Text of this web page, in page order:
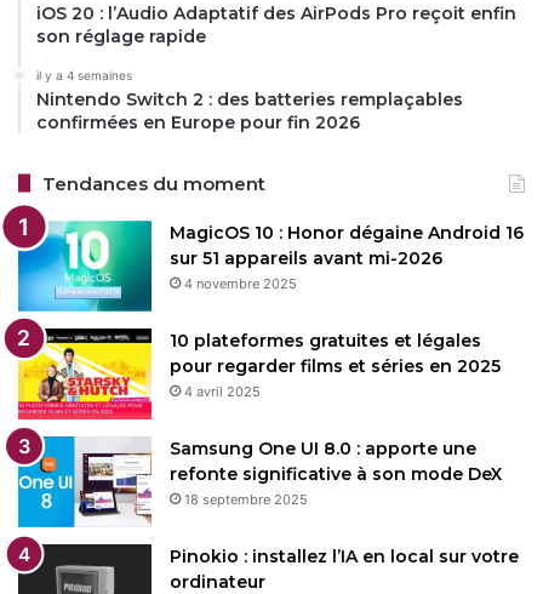
iOS 20 : l’Audio Adaptatif des AirPods Pro reçoit enfin
son réglage rapide
il y a 4 semaines
Nintendo Switch 2 : des batteries remplaçables
confirmées en Europe pour fin 2026
Tendances du moment
MagicOS 10 : Honor dégaine Android 16
sur 51 appareils avant mi-2026
4 novembre 2025
10 plateformes gratuites et légales
pour regarder films et séries en 2025
4 avril 2025
Samsung One UI 8.0 : apporte une
refonte significative à son mode DeX
18 septembre 2025
Pinokio : installez l’IA en local sur votre
ordinateur